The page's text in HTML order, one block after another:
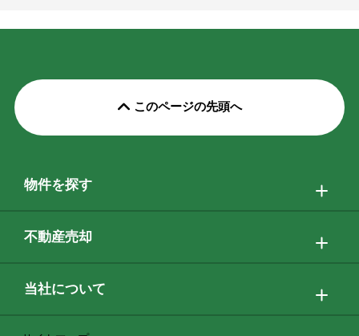
このページの先頭へ
物件を探す
不動産売却
当社について